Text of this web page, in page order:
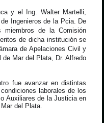
y el Ing. Walter Martelli,
Ingenieros de la Pcia. De
de la Comisión
de dicha institución se
de Apelaciones Civil y
Mar del Plata, Dr. Alfredo
fue avanzar en distintas
laborales de los
Auxiliares de la Justicia en
del Plata.